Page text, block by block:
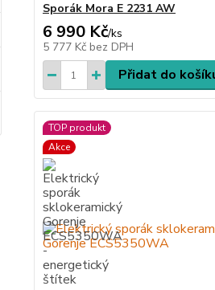
Sporák Mora E 2231 AW
6 990 Kč/ks
5 777 Kč bez DPH
Přidat do
TOP produkt
Akce